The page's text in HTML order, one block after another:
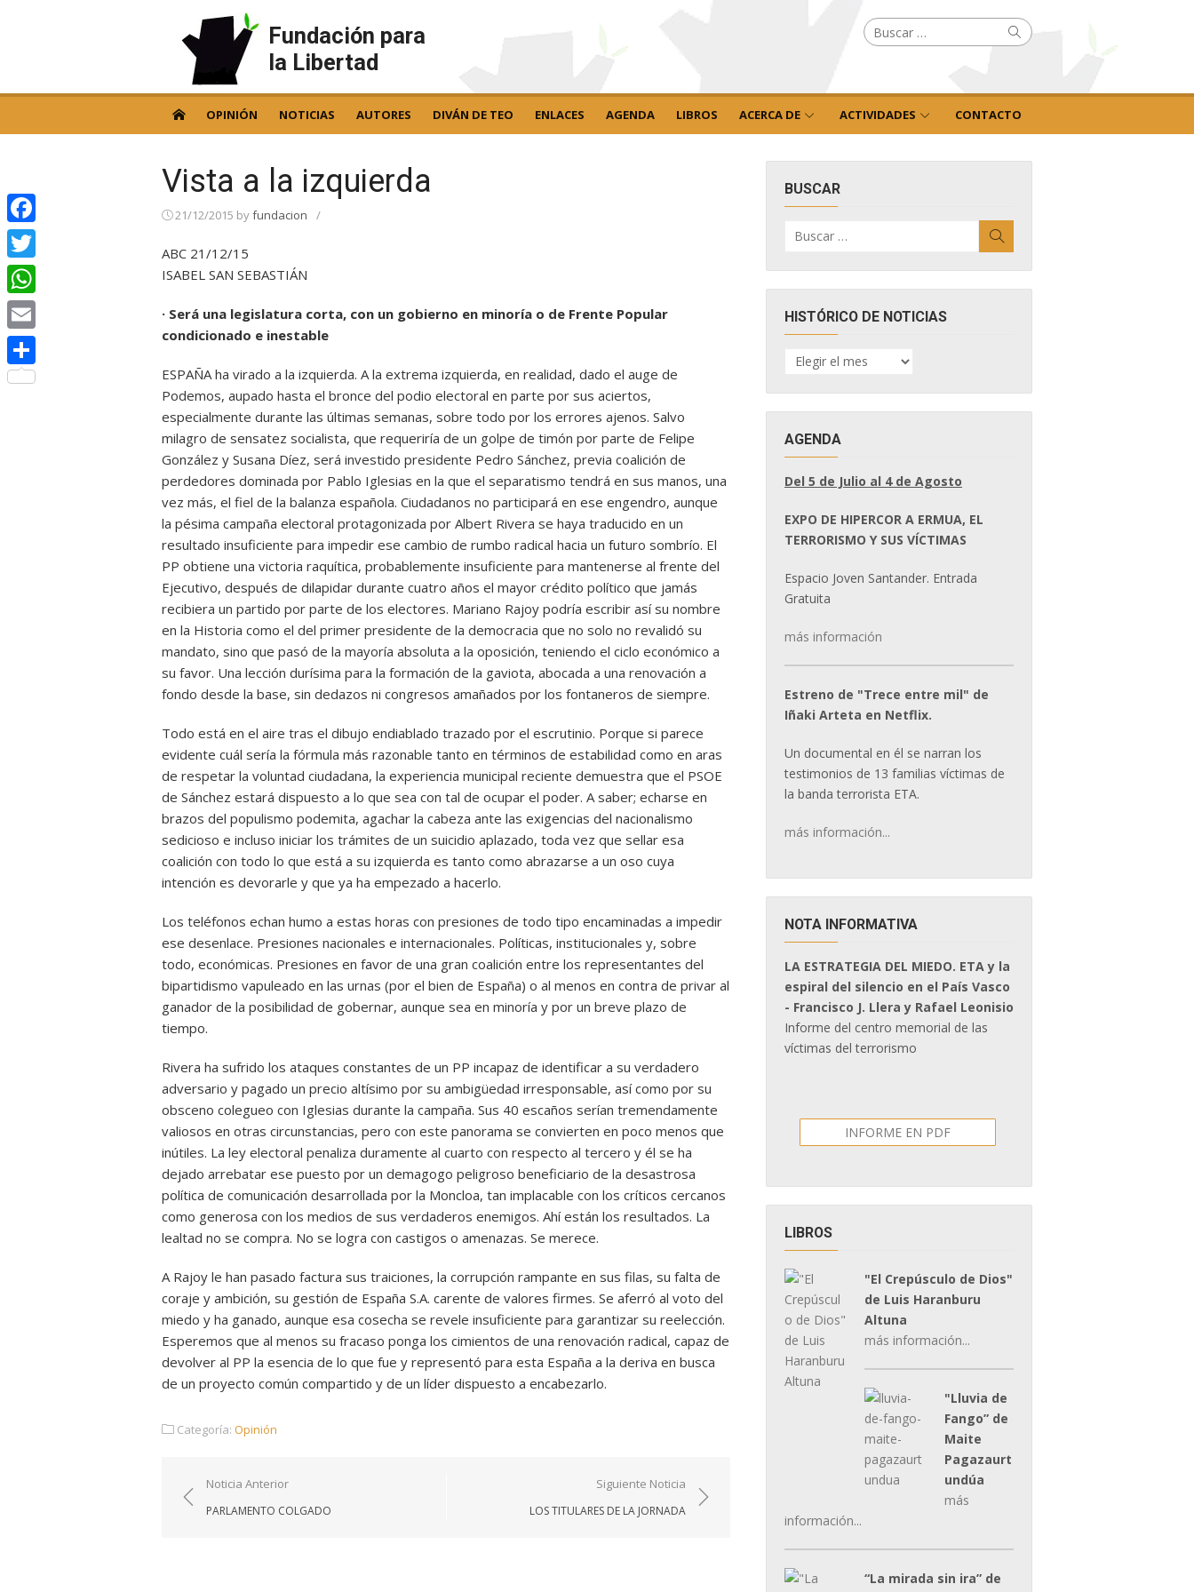
Fundación para
la Libertad
Buscar
por: Buscar
OPINIÓN NOTICIAS AUTORES DIVÁN DE TEO ENLACES AGENDA LIBROS ACERCA DE ACTIVIDADES CONTACTO
Vista a la izquierda
21/12/2015 byfundacion /
ABC 21/12/15
ISABEL SAN SEBASTIÁN
· Será una legislatura corta, con un gobierno en minoría o de Frente Popular
condicionado e inestable
ESPAÑA ha virado a la izquierda. A la extrema izquierda, en realidad, dado el auge de
Podemos, aupado hasta el bronce del podio electoral en parte por sus aciertos,
especialmente durante las últimas semanas, sobre todo por los errores ajenos. Salvo
milagro de sensatez socialista, que requeriría de un golpe de timón por parte de Felipe
González y Susana Díez, será investido presidente Pedro Sánchez, previa coalición de
perdedores dominada por Pablo Iglesias en la que el separatismo tendrá en sus manos, una
vez más, el fiel de la balanza española. Ciudadanos no participará en ese engendro, aunque
la pésima campaña electoral protagonizada por Albert Rivera se haya traducido en un
resultado insuficiente para impedir ese cambio de rumbo radical hacia un futuro sombrío. El
PP obtiene una victoria raquítica, probablemente insuficiente para mantenerse al frente del
Ejecutivo, después de dilapidar durante cuatro años el mayor crédito político que jamás
recibiera un partido por parte de los electores. Mariano Rajoy podría escribir así su nombre
en la Historia como el del primer presidente de la democracia que no solo no revalidó su
mandato, sino que pasó de la mayoría absoluta a la oposición, teniendo el ciclo económico a
su favor. Una lección durísima para la formación de la gaviota, abocada a una renovación a
fondo desde la base, sin dedazos ni congresos amañados por los fontaneros de siempre.
Todo está en el aire tras el dibujo endiablado trazado por el escrutinio. Porque si parece
evidente cuál sería la fórmula más razonable tanto en términos de estabilidad como en aras
de respetar la voluntad ciudadana, la experiencia municipal reciente demuestra que el PSOE
de Sánchez estará dispuesto a lo que sea con tal de ocupar el poder. A saber; echarse en
brazos del populismo podemita, agachar la cabeza ante las exigencias del nacionalismo
sedicioso e incluso iniciar los trámites de un suicidio aplazado, toda vez que sellar esa
coalición con todo lo que está a su izquierda es tanto como abrazarse a un oso cuya
intención es devorarle y que ya ha empezado a hacerlo.
Los teléfonos echan humo a estas horas con presiones de todo tipo encaminadas a impedir
ese desenlace. Presiones nacionales e internacionales. Políticas, institucionales y, sobre
todo, económicas. Presiones en favor de una gran coalición entre los representantes del
bipartidismo vapuleado en las urnas (por el bien de España) o al menos en contra de privar al
ganador de la posibilidad de gobernar, aunque sea en minoría y por un breve plazo de
tiempo.
Rivera ha sufrido los ataques constantes de un PP incapaz de identificar a su verdadero
adversario y pagado un precio altísimo por su ambigüedad irresponsable, así como por su
obsceno colegueo con Iglesias durante la campaña. Sus 40 escaños serían tremendamente
valiosos en otras circunstancias, pero con este panorama se convierten en poco menos que
inútiles. La ley electoral penaliza duramente al cuarto con respecto al tercero y él se ha
dejado arrebatar ese puesto por un demagogo peligroso beneficiario de la desastrosa
política de comunicación desarrollada por la Moncloa, tan implacable con los críticos cercanos
como generosa con los medios de sus verdaderos enemigos. Ahí están los resultados. La
lealtad no se compra. No se logra con castigos o amenazas. Se merece.
A Rajoy le han pasado factura sus traiciones, la corrupción rampante en sus filas, su falta de
coraje y ambición, su gestión de España S.A. carente de valores firmes. Se aferró al voto del
miedo y ha ganado, aunque esa cosecha se revele insuficiente para garantizar su reelección.
Esperemos que al menos su fracaso ponga los cimientos de una renovación radical, capaz de
devolver al PP la esencia de lo que fue y representó para esta España a la deriva en busca
de un proyecto común compartido y de un líder dispuesto a encabezarlo.
Categoría: Opinión
Navegación
de
Noticia Anterior
PARLAMENTO COLGADO
Siguiente Noticia
LOS TITULARES DE LA JORNADA
BUSCAR
por:
HISTÓRICO DE NOTICIAS
HISTÓRICO
DE
AGENDA
Del 5 de Julio al 4 de Agosto
EXPO DE HIPERCOR A ERMUA, EL
TERRORISMO Y SUS VÍCTIMAS
Espacio Joven Santander. Entrada
Gratuita
más información
Estreno de "Trece entre mil" de
Iñaki Arteta en Netflix.
Un documental en él se narran los
testimonios de 13 familias víctimas de
la banda terrorista ETA.
más información...
NOTA INFORMATIVA
LA ESTRATEGIA DEL MIEDO. ETA y la
espiral del silencio en el País Vasco
- Francisco J. Llera y Rafael Leonisio
Informe del centro memorial de las
víctimas del terrorismo
INFORME EN PDF
LIBROS
"El Crepúsculo de Dios"
de Luis Haranburu
Altuna
más información...
"Lluvia de
Fango” de
Maite
Pagazaurt
undúa
más
información...
“La mirada sin ira” de
Facebook
Twitter
WhatsApp
Email
Compartir